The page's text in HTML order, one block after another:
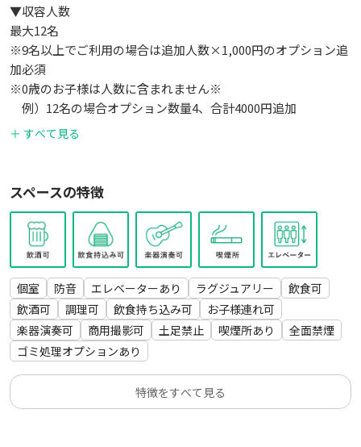
皆様のご利用を心よりお待ちしています！✨
🚫禁止事項
近隣住民への配慮のため、下記の行為は禁止です。
・スペース外（入り口付近や共用部等）でタムロ・大声で騒
ぐ・暴れること
・スペースの汚損、破損行為
▼収容人数
最大12名
※9名以上でご利用の場合は追加人数×1,000円のオプション追
加必須
※0歳のお子様は人数に含まれません※
例）12名の場合オプション数量4、合計4000円追加
ソファ
ローテーブル
バーチェア
傘立て
ハンガー
Blu-ray＆DVDプレイヤー
空気清浄機
動画コンテンツ（※ご自身のアカウントでご利用ください）
▼ボードゲーム
＋ すべて見る
スペースの特徴
個室 防音 エレベーターあり ラグジュアリー
飲食可
飲酒可
調理可 飲食持ち込み可
お子様連れ可
楽器演奏可
商用撮影可 土足禁止 喫煙所あり
全面禁煙
ゴミ処理オプションあり
特徴をすべて見る